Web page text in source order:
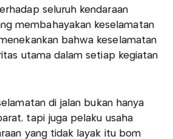
seluruh kendaraan
membahayakan keselamatan
bahwa keselamatan
utama dalam setiap kegiatan
di jalan bukan hanya
tapi juga pelaku usaha
yang tidak layak itu bom